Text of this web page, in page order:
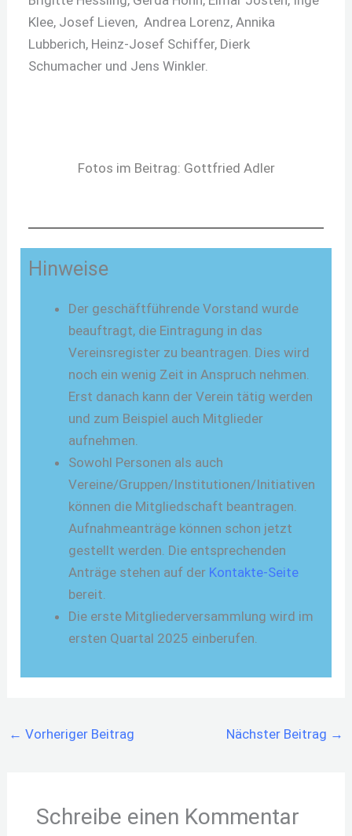
Klee, Josef Lieven, Andrea Lorenz, Annika
Lubberich, Heinz-Josef Schiffer, Dierk
Schumacher und Jens Winkler.
Fotos im Beitrag: Gottfried Adler
Hinweise
Der geschäftführende Vorstand wurde
beauftragt, die Eintragung in das
Vereinsregister zu beantragen. Dies wird
noch ein wenig Zeit in Anspruch nehmen.
Erst danach kann der Verein tätig werden
und zum Beispiel auch Mitglieder
aufnehmen.
Sowohl Personen als auch
Vereine/Gruppen/Institutionen/Initiativen
können die Mitgliedschaft beantragen.
Aufnahmeanträge können schon jetzt
gestellt werden. Die entsprechenden
Anträge stehen auf der Kontakte-Seite
bereit.
Die erste Mitgliederversammlung wird im
ersten Quartal 2025 einberufen.
← Vorheriger Beitrag Nächster Beitrag →
Schreibe einen Kommentar